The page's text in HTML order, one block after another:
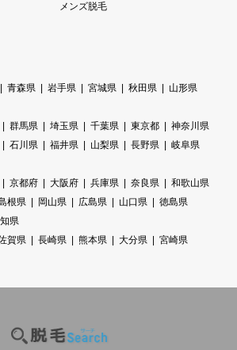
メンズ脱毛
青森県 岩手県 宮城県 秋田県
山形県
群馬県 埼玉県 千葉県 東京都
神奈川県
石川県 福井県 山梨県 長野県
岐阜県
京都府 大阪府 兵庫県 奈良県
和歌山県
根県 岡山県 広島県 山口県
徳島県
県
賀県 長崎県 熊本県 大分県
宮崎県